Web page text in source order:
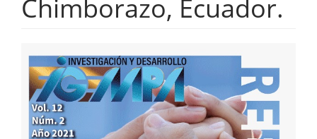
Chimborazo, Ecuador.
Barra
lateral
del
artículo